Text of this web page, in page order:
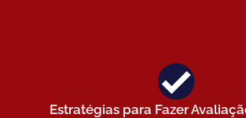
Estratégias para Fazer